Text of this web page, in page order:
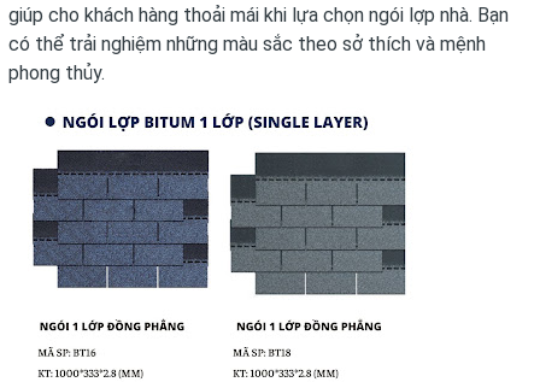
giúp cho khách hàng thoải mái khi lựa chọn ngói lợp nhà. Bạn
có thể trải nghiệm những màu sắc theo sở thích và mệnh
phong thủy.